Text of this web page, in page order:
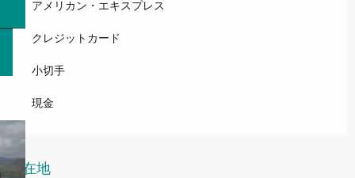
アメリカン・エキスプレス
クレジットカード
小切手
現金
所在地